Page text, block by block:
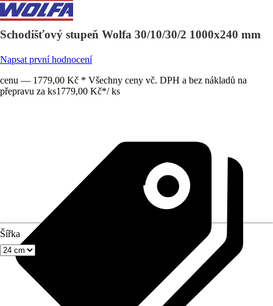
Schodišťový stupeň Wolfa 30/10/30/2 1000x240 mm
Napsat první hodnocení
cenu — 1779,00 Kč * Všechny ceny vč. DPH a bez nákladů na
přepravu za ks1779,00 Kč*/ ks
Šířka